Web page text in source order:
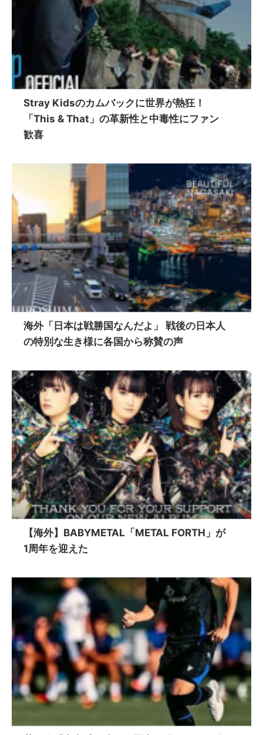
Stray Kidsのカムバックに世界が熱狂！
「This & That」の革新性と中毒性にファン
歓喜
海外「日本は戦勝国なんだよ」 戦後の日本人
の特別な生き様に各国から称賛の声
【海外】BABYMETAL「METAL FORTH」が
1周年を迎えた